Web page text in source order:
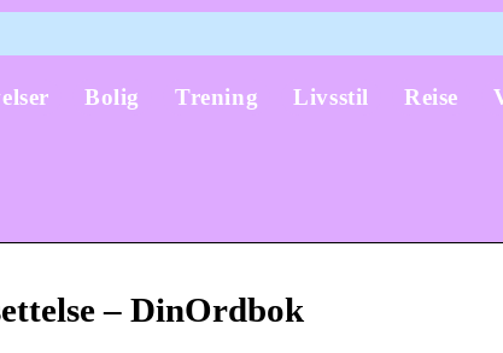
Bolig Trening Livsstil Reise
– DinOrdbok